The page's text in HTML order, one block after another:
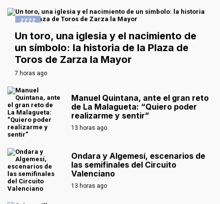
ZZZZ
Un toro, una iglesia y el nacimiento de
un símbolo: la historia de la Plaza de
Toros de Zarza la Mayor
7 horas ago
Manuel Quintana, ante el gran reto
de La Malagueta: “Quiero poder
realizarme y sentir”
13 horas ago
Ondara y Algemesí, escenarios de
las semifinales del Circuito
Valenciano
13 horas ago